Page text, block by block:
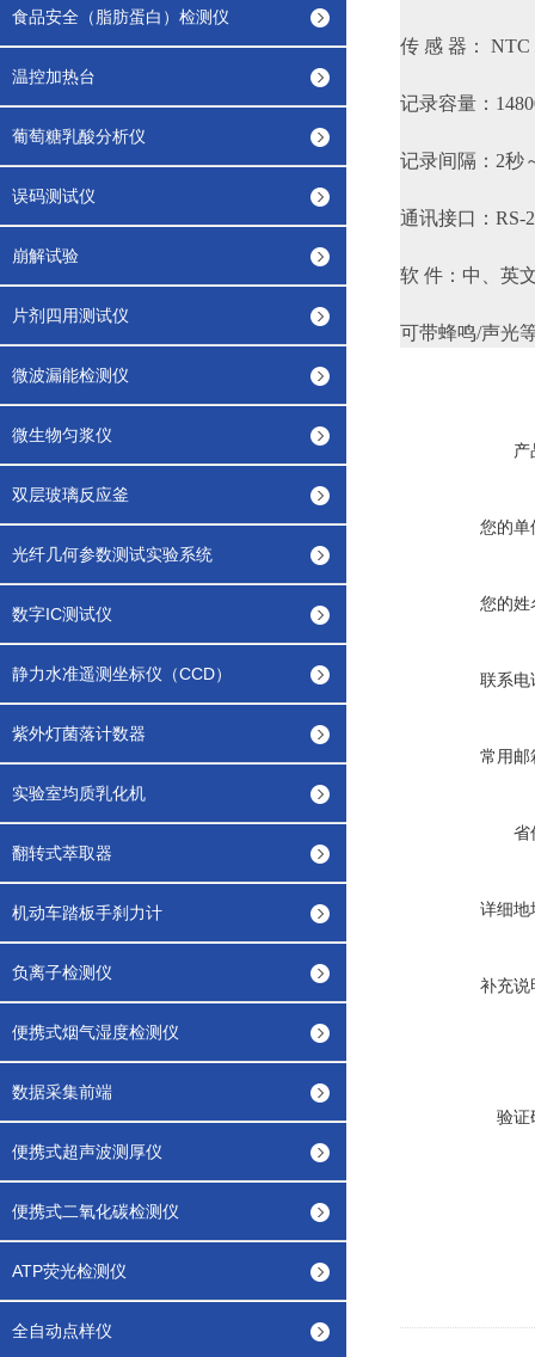
食品安全（脂肪蛋白）检测仪
温控加热台
葡萄糖乳酸分析仪
误码测试仪
崩解试验
片剂四用测试仪
微波漏能检测仪
微生物匀浆仪
双层玻璃反应釜
光纤几何参数测试实验系统
数字IC测试仪
静力水准遥测坐标仪（CCD）
紫外灯菌落计数器
实验室均质乳化机
翻转式萃取器
机动车踏板手刹力计
负离子检测仪
便携式烟气湿度检测仪
数据采集前端
便携式超声波测厚仪
便携式二氧化碳检测仪
ATP荧光检测仪
全自动点样仪
传 感 器： NTC
记录容量：
记录间隔：2秒
通讯接口：RS-
软 件：中、英
可带蜂鸣/声光
产
您的单
您的姓
联系电
常用邮
省
详细地
补充说
验证